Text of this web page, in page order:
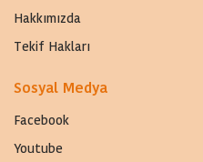
Hakkımızda
Tekif Hakları
Sosyal Medya
Facebook
Youtube